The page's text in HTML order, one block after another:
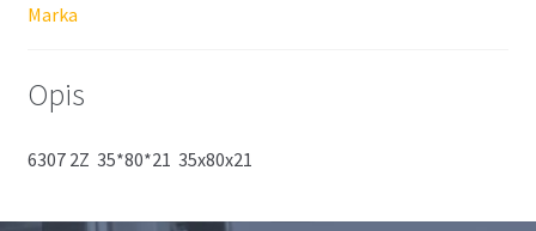
Marka
Opis
6307 2Z 35*80*21 35x80x21